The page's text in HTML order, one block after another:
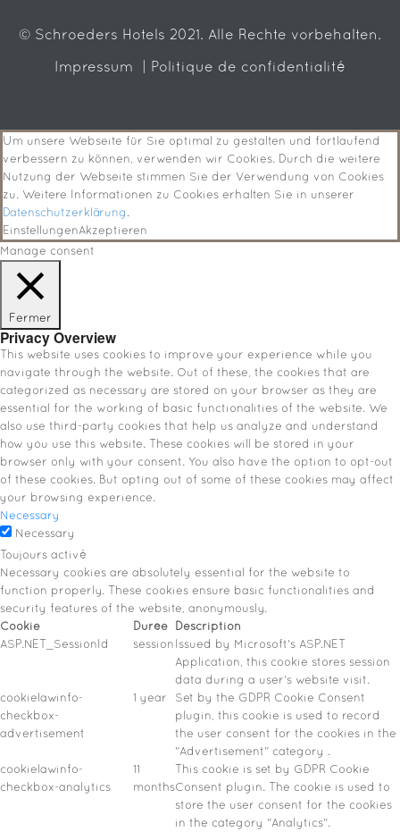
© Schroeders Hotels 2021. Alle Rechte vorbehalten.
Impressum
| Politique de confidentialité
Um unsere Webseite für Sie optimal zu gestalten und fortlaufend
verbessern zu können, verwenden wir Cookies. Durch die weitere
Nutzung der Webseite stimmen Sie der Verwendung von Cookies
zu. Weitere Informationen zu Cookies erhalten Sie in unserer
Datenschutzerklärung .
EinstellungenAkzeptieren
Manage consent
Fermer
Privacy Overview
This website uses cookies to improve your experience while you
navigate through the website. Out of these, the cookies that are
categorized as necessary are stored on your browser as they are
essential for the working of basic functionalities of the website. We
also use third-party cookies that help us analyze and understand
how you use this website. These cookies will be stored in your
browser only with your consent. You also have the option to opt-out
of these cookies. But opting out of some of these cookies may affect
your browsing experience.
Necessary
Necessary
Toujours activé
Necessary cookies are absolutely essential for the website to
function properly. These cookies ensure basic functionalities and
security features of the website, anonymously.
Cookie
Durée Description
ASP.NET_SessionId
session Issued by Microsoft's ASP.NET
Application, this cookie stores session
data during a user's website visit.
cookielawinfo-
checkbox-
advertisement
1 year
Set by the GDPR Cookie Consent
plugin, this cookie is used to record
the user consent for the cookies in the
"Advertisement" category .
cookielawinfo-
checkbox-analytics
11
months
This cookie is set by GDPR Cookie
Consent plugin. The cookie is used to
store the user consent for the cookies
in the category "Analytics".